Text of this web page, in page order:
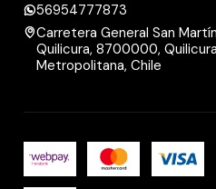
56954777873
Carretera General San
Quilicura, 8700000,
Metropolitana, Chile